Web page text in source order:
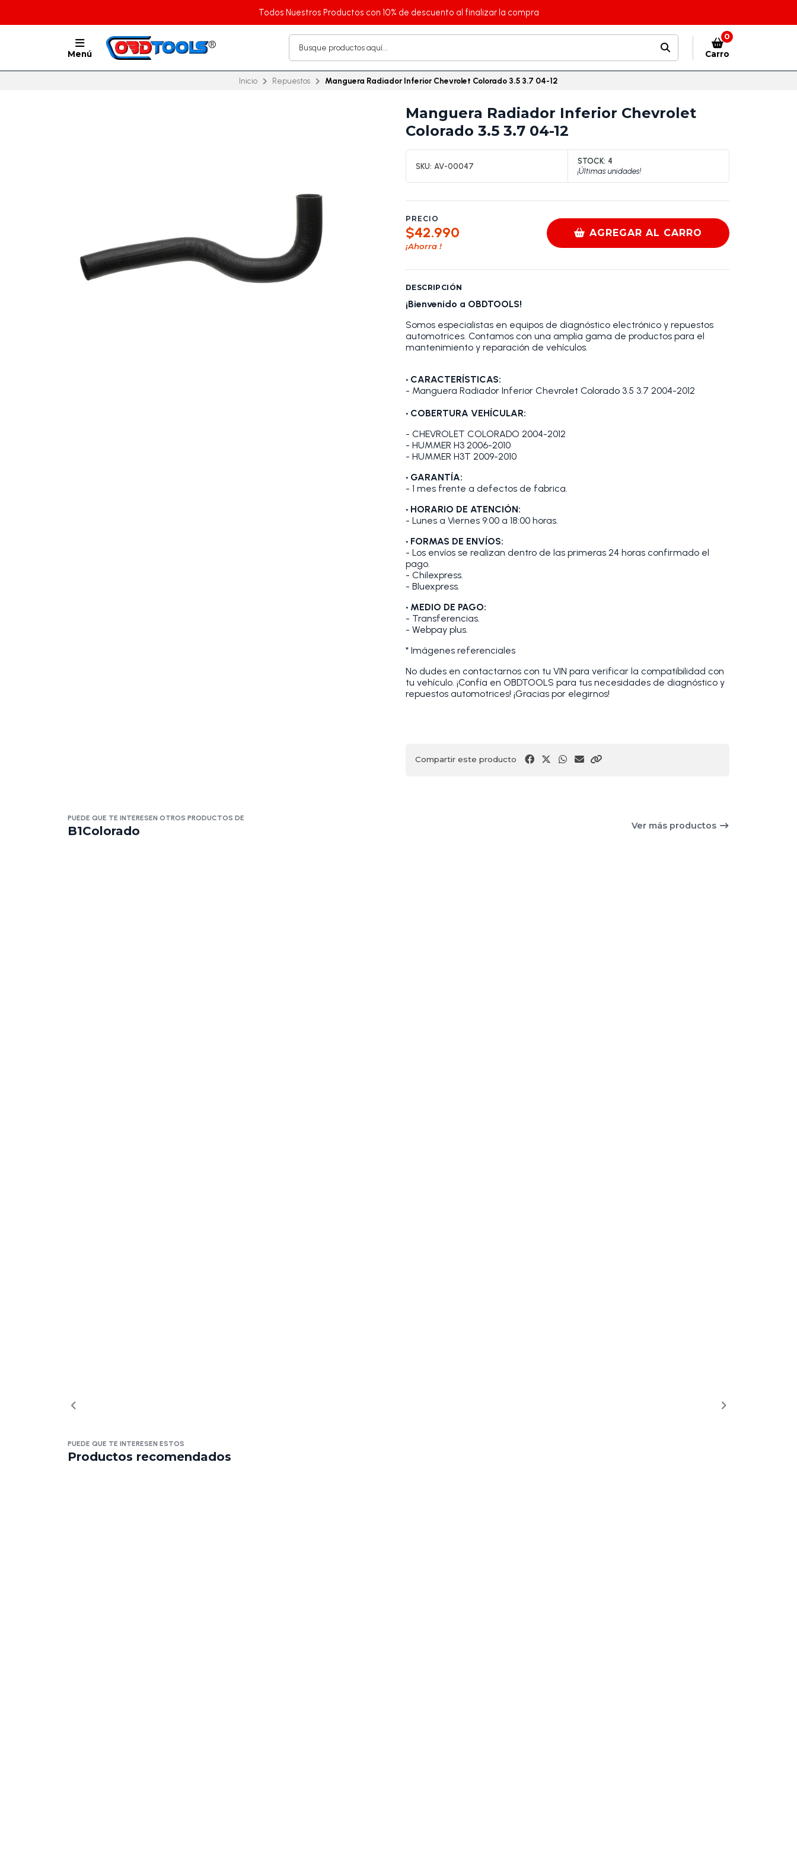
Todos Nuestros Productos con 10% de descuento al finalizar la compra
Menú
0
Carro
Inicio Repuestos Manguera Radiador Inferior Chevrolet Colorado 3.5 3.7 04-12
Manguera Radiador Inferior Chevrolet
Colorado 3.5 3.7 04-12
SKU: AV-00047
STOCK: 4
¡Últimas unidades!
PRECIO
$42.990
¡Ahorra !
AGREGAR AL CARRO
DESCRIPCIÓN
¡Bienvenido a OBDTOOLS!
Somos especialistas en equipos de diagnóstico electrónico y repuestos
automotrices. Contamos con una amplia gama de productos para el
mantenimiento y reparación de vehículos.
• CARACTERÍSTICAS:
- Manguera Radiador Inferior Chevrolet Colorado 3.5 3.7 2004-2012
• COBERTURA VEHÍCULAR:
- CHEVROLET COLORADO 2004-2012
- HUMMER H3 2006-2010
- HUMMER H3T 2009-2010
• GARANTÍA:
- 1 mes frente a defectos de fabrica.
• HORARIO DE ATENCIÓN:
- Lunes a Viernes 9:00 a 18:00 horas.
• FORMAS DE ENVÍOS:
- Los envíos se realizan dentro de las primeras 24 horas confirmado el
pago.
- Chilexpress.
- Bluexpress.
• MEDIO DE PAGO:
- Transferencias.
- Webpay plus.
* Imágenes referenciales
No dudes en contactarnos con tu VIN para verificar la compatibilidad con
tu vehículo. ¡Confía en OBDTOOLS para tus necesidades de diagnóstico y
repuestos automotrices! ¡Gracias por elegirnos!
Compartir este producto
PUEDE QUE TE INTERESEN OTROS PRODUCTOS DE
B1Colorado Ver más productos
PUEDE QUE TE INTERESEN ESTOS
Productos recomendados